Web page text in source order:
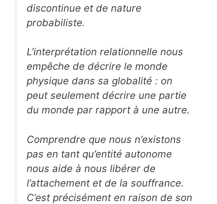
discontinue et de nature
probabiliste.
L’interprétation relationnelle nous
empêche de décrire le monde
physique dans sa globalité : on
peut seulement décrire une partie
du monde par rapport à une autre.
Comprendre que nous n’existons
pas en tant qu’entité autonome
nous aide à nous libérer de
l’attachement et de la souffrance.
C’est précisément en raison de son